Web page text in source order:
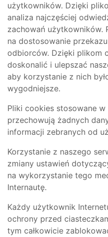
użytkowników. Dzięki
analiza najczęściej
zachowań użytkowników.
na dostosowanie
odbiorców. Dzięki plikom
doskonalić i ulepszać
aby korzystanie z nich
wygodniejsze.
Pliki cookies stosowane
przechowują żadnych
informacji zebranych od
Korzystanie z naszego
zmiany ustawień
na wykorzystanie tego
Internautę.
Każdy użytkownik
ochrony przed
tym całkowicie